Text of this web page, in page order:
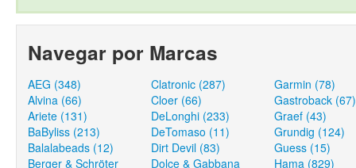
Navegar por Marcas
AEG (348)
Alvina (66)
Ariete (131)
BaByliss (213)
Balalabeads (12)
Berger & Schröter
Clatronic (287)
Cloer (66)
DeLonghi (233)
DeTomaso (11)
Dirt Devil (83)
Dolce & Gabbana
Garmin (78)
Gastroback (67)
Graef (43)
Grundig (124)
Guess (15)
Hama (829)